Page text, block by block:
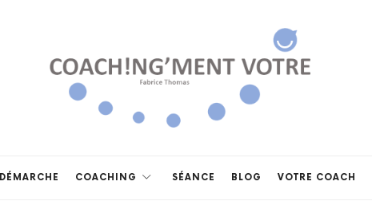
Coach!ng'ment
vôtre
DÉMARCHE COACHING SÉANCE BLOG VOTRE COACH